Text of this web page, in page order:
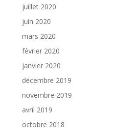
juillet 2020
juin 2020
mars 2020
février 2020
janvier 2020
décembre 2019
novembre 2019
avril 2019
octobre 2018